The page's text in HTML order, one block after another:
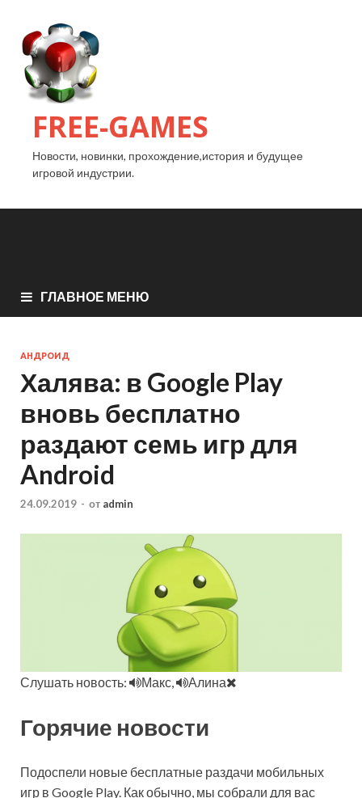
FREE-GAMES
Новости, новинки, прохождение,история и будущее
игровой индустрии.
ГЛАВНОЕ МЕНЮ
АНДРОИД
Халява: в Google Play
вновь бесплатно
раздают семь игр для
Android
24.09.2019 - от admin
Слушать новость: Макс, Алина
Горячие новости
Подоспели новые бесплатные раздачи мобильных
игр в Google Play. Как обычно, мы собрали для вас